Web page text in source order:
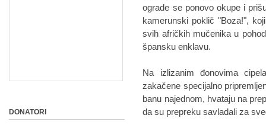
ograde se ponovo okupe i
kamerunski poklič "Boza!",
svih afričkih mučenika u
špansku enklavu.
Na izlizanim đonovima
zakačene specijalno
banu najednom, hvataju na
da su prepreku savladali za
DONATORI